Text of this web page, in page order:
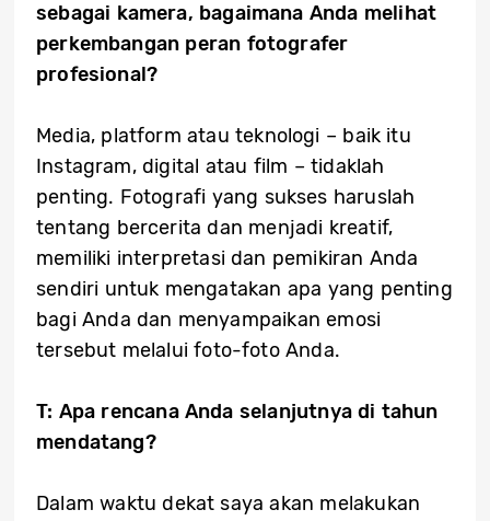
sebagai kamera, bagaimana Anda melihat
perkembangan peran fotografer
profesional?
Media, platform atau teknologi – baik itu
Instagram, digital atau film – tidaklah
penting. Fotografi yang sukses haruslah
tentang bercerita dan menjadi kreatif,
memiliki interpretasi dan pemikiran Anda
sendiri untuk mengatakan apa yang penting
bagi Anda dan menyampaikan emosi
tersebut melalui foto-foto Anda.
T: Apa rencana Anda selanjutnya di tahun
mendatang?
Dalam waktu dekat saya akan melakukan